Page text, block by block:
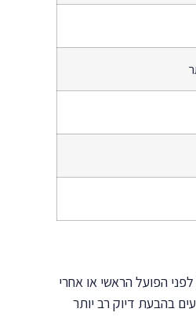
הפועל הראשי או אחרי
בהבעת דיוק רב יותר